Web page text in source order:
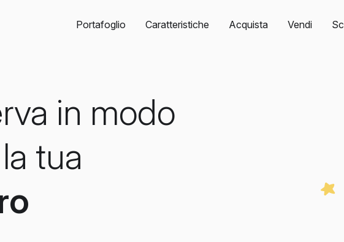
Portafoglio Caratteristiche Acquista Vendi
in modo
tua